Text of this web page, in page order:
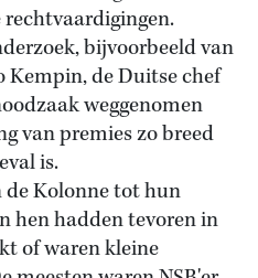
bijvoorbeeld van
de Duitse chef
weggenomen
van premies zo breed
is.
de Kolonne tot hun
hen hadden tevoren in
of waren kleine